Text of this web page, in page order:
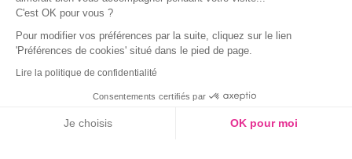
C'est OK pour vous ?
Pour modifier vos préférences par la suite, cliquez sur le lien
'Préférences de cookies' situé dans le pied de page.
Lire la politique de confidentialité
Consentements certifiés par
Je choisis OK pour moi